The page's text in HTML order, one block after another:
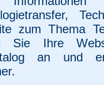
zum Thema
Sie Ihre
an und